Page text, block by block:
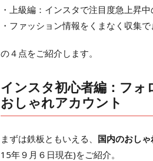
・上級編：インスタで注目度急上昇
・ファッション情報をくまなく収集
の４点をご紹介します。
インスタ初心者編：フォ
おしゃれアカウント
まずは鉄板ともいえる、 国内のおし
15年９月６日現在)をご紹介。